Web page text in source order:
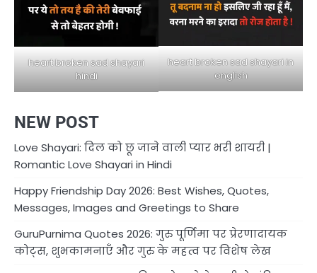
heart broken sad shayari
hindi
heart broken sad shayari in
english
NEW POST
Love Shayari: दिल को छू जाने वाली प्यार भरी शायरी |
Romantic Love Shayari in Hindi
Happy Friendship Day 2026: Best Wishes, Quotes,
Messages, Images and Greetings to Share
GuruPurnima Quotes 2026: गुरु पूर्णिमा पर प्रेरणादायक
कोट्स, शुभकामनाएँ और गुरु के महत्व पर विशेष लेख